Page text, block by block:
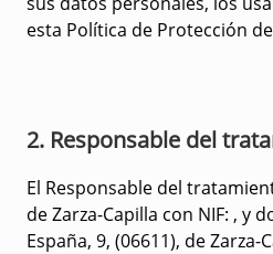
esta Política de Protección
2. Responsable del
El Responsable del
de Zarza-Capilla con NIF: , y
España, 9, (06611), de Zarza-